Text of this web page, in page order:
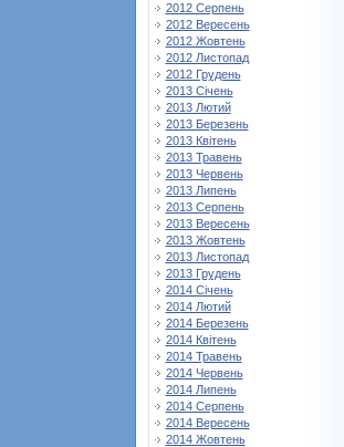
2012 Серпень
2012 Вересень
2012 Жовтень
2012 Листопад
2012 Грудень
2013 Січень
2013 Лютий
2013 Березень
2013 Квітень
2013 Травень
2013 Червень
2013 Липень
2013 Серпень
2013 Вересень
2013 Жовтень
2013 Листопад
2013 Грудень
2014 Січень
2014 Лютий
2014 Березень
2014 Квітень
2014 Травень
2014 Червень
2014 Липень
2014 Серпень
2014 Вересень
2014 Жовтень